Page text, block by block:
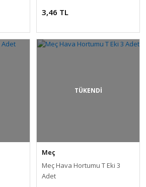
3,46 TL
TÜKENDİ
Meç
Meç Hava Hortumu T Eki 3
Adet